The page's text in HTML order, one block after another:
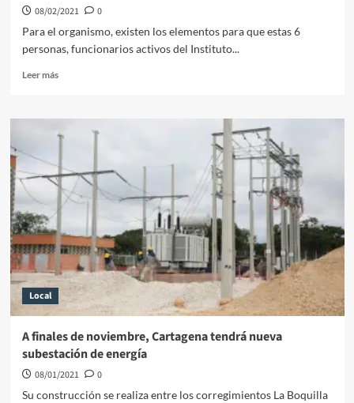
08/02/2021
0
Para el organismo, existen los elementos para que estas 6
personas, funcionarios activos del Instituto...
Leer másLeer
Fiscalía
apela
de
juez
que
dictó
domiciliaria
contra
funcionarios
del
INPEC
Local
A finales de noviembre, Cartagena tendrá nueva
subestación de energía
08/01/2021
0
Su construcción se realiza entre los corregimientos La Boquilla